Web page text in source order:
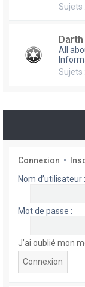
Sujets :
All
Sujets :
Connexion •
Nom d’utilisateur :
Mot de passe :
J’ai oublié mon